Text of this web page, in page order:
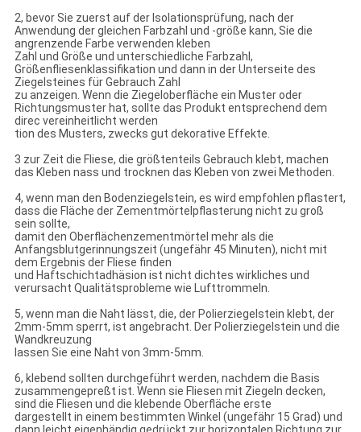
2, bevor Sie zuerst auf der Isolationsprüfung, nach der
Anwendung der gleichen Farbzahl und -größe kann, Sie die
angrenzende Farbe verwenden kleben
Zahl und Größe und unterschiedliche Farbzahl,
Größenfliesenklassifikation und dann in der Unterseite des
Ziegelsteines für Gebrauch Zahl
zu anzeigen. Wenn die Ziegeloberfläche ein Muster oder
Richtungsmuster hat, sollte das Produkt entsprechend dem
direc vereinheitlicht werden
tion des Musters, zwecks gut dekorative Effekte.
3 zur Zeit die Fliese, die größtenteils Gebrauch klebt, machen
das Kleben nass und trocknen das Kleben von zwei Methoden.
4, wenn man den Bodenziegelstein, es wird empfohlen pflastert,
dass die Fläche der Zementmörtelpflasterung nicht zu groß
sein sollte,
damit den Oberflächenzementmörtel mehr als die
Anfangsblutgerinnungszeit (ungefähr 45 Minuten), nicht mit
dem Ergebnis der Fliese finden
und Haftschichtadhäsion ist nicht dichtes wirkliches und
verursacht Qualitätsprobleme wie Lufttrommeln.
5, wenn man die Naht lässt, die, der Polierziegelstein klebt, der
2mm-5mm sperrt, ist angebracht. Der Polierziegelstein und die
Wandkreuzung
lassen Sie eine Naht von 3mm-5mm.
6, klebend sollten durchgeführt werden, nachdem die Basis
zusammengepreßt ist. Wenn sie Fliesen mit Ziegeln decken,
sind die Fliesen und die klebende Oberfläche erste
dargestellt in einem bestimmten Winkel (ungefähr 15 Grad) und